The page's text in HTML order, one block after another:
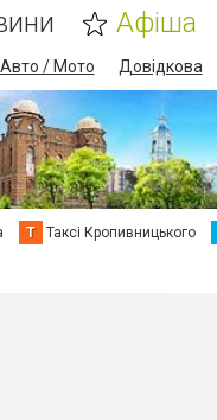
Афіша
Авто / Мото Довідкова
Т Таксі Кропивницького